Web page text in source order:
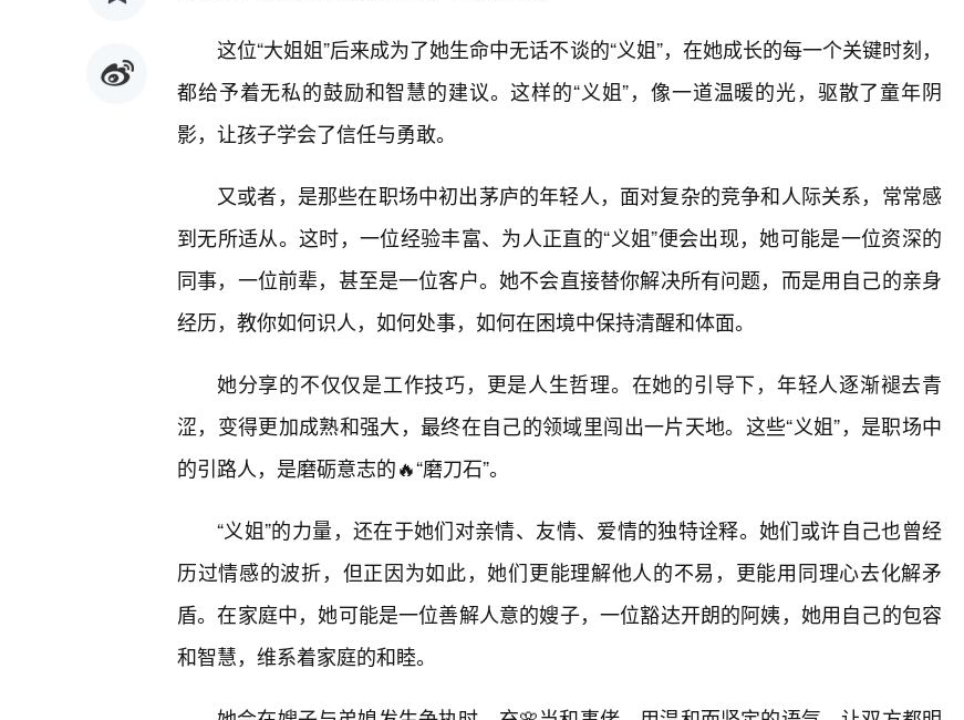
这位“大姐姐”后来成为了她生命中无话不谈的“义姐”，在她成长的每一个关键时刻，
都给予着无私的鼓励和智慧的建议。这样的“义姐”，像一道温暖的光，驱散了童年阴
影，让孩子学会了信任与勇敢。
又或者，是那些在职场中初出茅庐的年轻人，面对复杂的竞争和人际关系，常常感
到无所适从。这时，一位经验丰富、为人正直的“义姐”便会出现，她可能是一位资深的
同事，一位前辈，甚至是一位客户。她不会直接替你解决所有问题，而是用自己的亲身
经历，教你如何识人，如何处事，如何在困境中保持清醒和体面。
她分享的不仅仅是工作技巧，更是人生哲理。在她的引导下，年轻人逐渐褪去青
涩，变得更加成熟和强大，最终在自己的领域里闯出一片天地。这些“义姐”，是职场中
的引路人，是磨砺意志的🔥“磨刀石”。
“义姐”的力量，还在于她们对亲情、友情、爱情的独特诠释。她们或许自己也曾经
历过情感的波折，但正因为如此，她们更能理解他人的不易，更能用同理心去化解矛
盾。在家庭中，她可能是一位善解人意的嫂子，一位豁达开朗的阿姨，她用自己的包容
和智慧，维系着家庭的和睦。